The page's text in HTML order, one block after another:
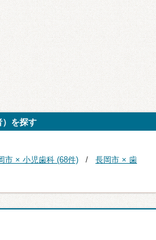
）を探す
市 × 小児歯科 (68件)
長岡市 × 歯